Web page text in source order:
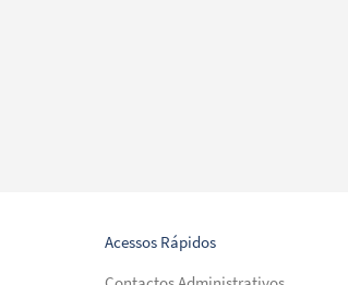
Acessos Rápidos